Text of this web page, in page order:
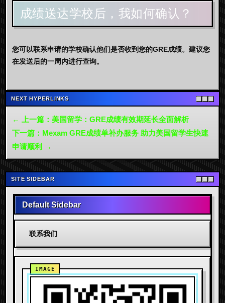
成绩送达学校后，我如何确认？
您可以联系申请的学校确认他们是否收到您的GRE成绩。建议您
在发送后的一周内进行查询。
NEXT HYPERLINKS
← 上一篇：美国留学：GRE成绩有效期延长全面解析
下一篇：Mexam GRE成绩单补办服务 助力美国留学生快速
申请顺利 →
SITE SIDEBAR
Default Sidebar
联系我们